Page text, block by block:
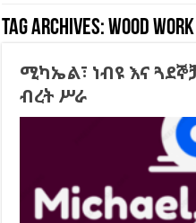
Tag Archives:wood work
ሚካኤል፣ ነብዩ እና
ብረት ሥራ